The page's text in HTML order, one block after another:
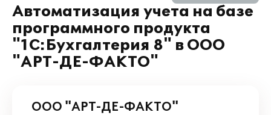
Автоматизация учета на базе
программного продукта
"1С:Бухгалтерия 8" в ООО
"АРТ-ДЕ-ФАКТО"
ООО "АРТ-ДЕ-ФАКТО"